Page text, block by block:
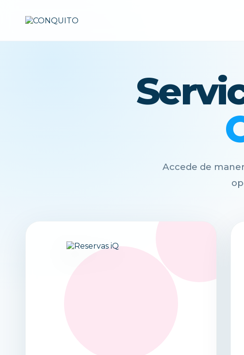
Accede de